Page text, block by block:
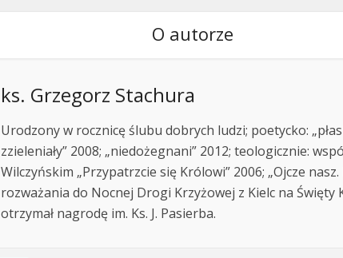
O autorze
ks. Grzegorz Stachura
Urodzony w rocznicę ślubu dobrych ludzi; poetycko:
zzieleniały” 2008; „niedożegnani” 2012; teologicznie:
Wilczyńskim „Przypatrzcie się Królowi” 2006; „Ojcze nasz.
rozważania do Nocnej Drogi Krzyżowej z Kielc na Święty
otrzymał nagrodę im. Ks. J. Pasierba.